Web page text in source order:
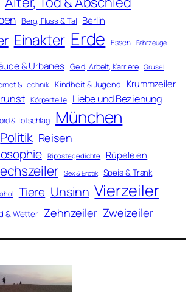
Berg, Fluss & Tal Berlin
Einakter Erde Essen Fahrzeuge
& Urbanes Geld, Arbeit, Karriere Grusel
& Technik Kindheit & Jugend Krummzeiler
Körperteile Liebe und Beziehung
& Totschlag München
Politik Reisen
Ripostegedichte Rüpeleien
Sex & Erotik Speis & Trank
Tiere Unsinn Vierzeiler
& Wetter Zehnzeiler Zweizeiler